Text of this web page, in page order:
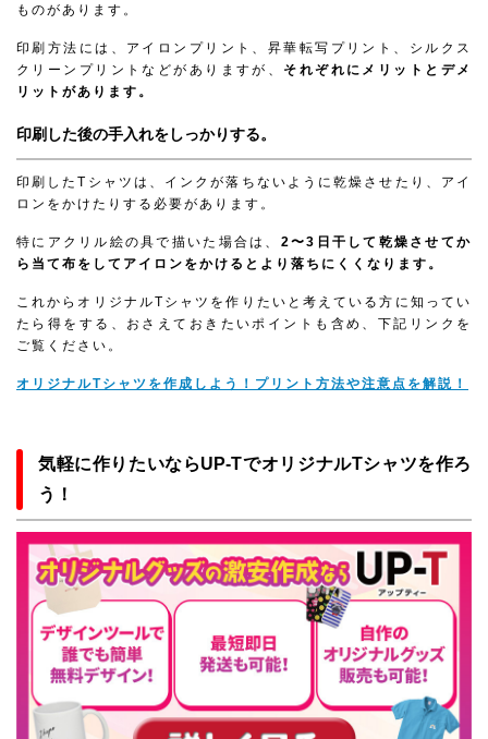
ものがあります。
印刷方法には、アイロンプリント、昇華転写プリント、シルクス
クリーンプリントなどがありますが、 それぞれにメリットとデメ
リットがあります。
印刷した後の手入れをしっかりする。
印刷したTシャツは、インクが落ちないように乾燥させたり、アイ
ロンをかけたりする必要があります。
特にアクリル絵の具で描いた場合は、 2〜3日干して乾燥させてか
ら当て布をしてアイロンをかけるとより落ちにくくなります。
これからオリジナルTシャツを作りたいと考えている方に知ってい
たら得をする、おさえておきたいポイントも含め、下記リンクを
ご覧ください。
オリジナルTシャツを作成しよう！プリント方法や注意点を解説！
気軽に作りたいならUP-TでオリジナルTシャツを作ろ
う！